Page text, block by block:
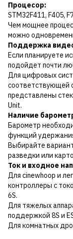
Процесор:
STM32F411, F405,
Чем мощнее
можно
Поддержка
Если планируете
подойдет почти
Для цифровых
соответствующей
представлены
Unit.
Наличие
Барометр
функций
Выбирайте
разведки или
Ток и входное
Для cinewhoop и
контроллеры с
6S.
Для тяжелых
поддержкой 8S и
Для комнатных